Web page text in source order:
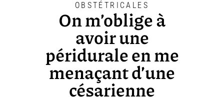
OBSTÉTRICALES
On m’oblige à
avoir une
péridurale en me
menaçant d’une
césarienne